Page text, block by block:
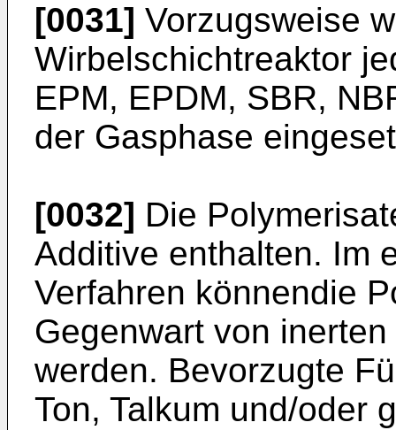
[0031] Vorzugsweise
Wirbelschichtreaktor
EPM, EPDM, SBR,
der Gasphase
[0032] Die
Additive enthalten. Im
Verfahren könnendie
Gegenwart von
werden. Bevorzugte
Ton, Talkum und/oder